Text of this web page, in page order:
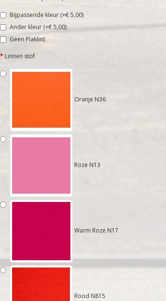
Bijpassende kleur (+€ 5,00)
Ander kleur (+€ 5,00)
Geen Plaklint
Linnen stof
Oranje N36
Roze N13
Warm Roze N17
Rood N815